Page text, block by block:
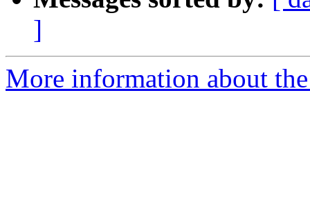
]
More information about